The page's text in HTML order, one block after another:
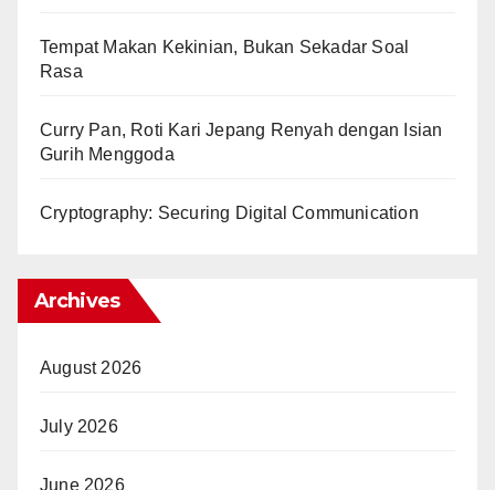
Tempat Makan Kekinian, Bukan Sekadar Soal
Rasa
Curry Pan, Roti Kari Jepang Renyah dengan Isian
Gurih Menggoda
Cryptography: Securing Digital Communication
Archives
August 2026
July 2026
June 2026